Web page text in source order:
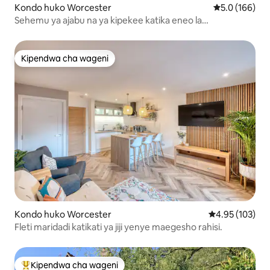
Kondo huko Worcester Ukadiriaji wa
5.0 (166)
Sehemu ya ajabu na ya kipekee katika eneo la
Kipendwa cha wageni
Kipendwa cha wageni
Kondo huko Worcester Ukadiriaji wa
4.95 (103)
Fleti maridadi katikati ya jiji yenye maegesho rahisi.
Kipendwa cha wageni